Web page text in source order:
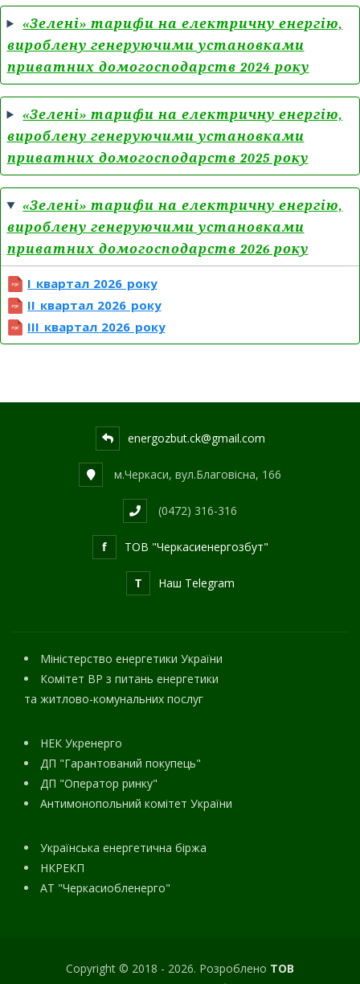
«Зелені» тарифи на електричну енергію,
вироблену генеруючими установками
приватних домогосподарств 2024 року
«Зелені» тарифи на електричну енергію,
вироблену генеруючими установками
приватних домогосподарств 2025 року
«Зелені» тарифи на електричну енергію,
вироблену генеруючими установками
приватних домогосподарств 2026 року
І квартал 2026 року
ІІ квартал 2026 року
ІІІ квартал 2026 року
energozbut.ck@gmail.com
м.Черкаси, вул.Благовісна, 166
(0472) 316-316
f ТОВ "Черкасиенергозбут"
T Наш Telegram
Міністерство енергетики України
Комітет ВР з питань енергетики
та житлово-комунальних послуг
НЕК Укренерго
ДП "Гарантований покупець"
ДП "Оператор ринку"
Антимонопольний комітет України
Українська енергетична біржа
НКРЕКП
АТ "Черкасиобленерго"
Copyright © 2018 - 2026. Розроблено ТОВ